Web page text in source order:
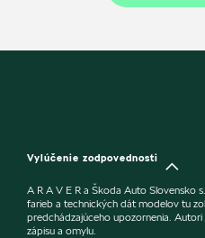
Vylúčenie zodpovednosti
A R A V E R a Škoda Auto Slovensko
farieb a technických dát modelov tu
predchádzajúceho upozornenia.
zápisu a omylu.